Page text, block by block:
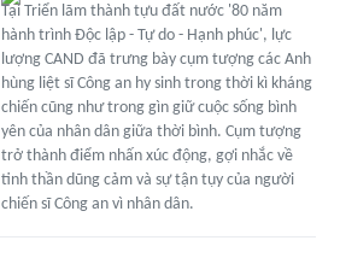
Tại Triển lãm thành tựu đất nước '80 năm
hành trình Độc lập - Tự do - Hạnh phúc', lực
lượng CAND đã trưng bày cụm tượng các Anh
hùng liệt sĩ Công an hy sinh trong thời kì kháng
chiến cũng như trong gìn giữ cuộc sống bình
yên của nhân dân giữa thời bình. Cụm tượng
trở thành điểm nhấn xúc động, gợi nhắc về
tinh thần dũng cảm và sự tận tụy của người
chiến sĩ Công an vì nhân dân.